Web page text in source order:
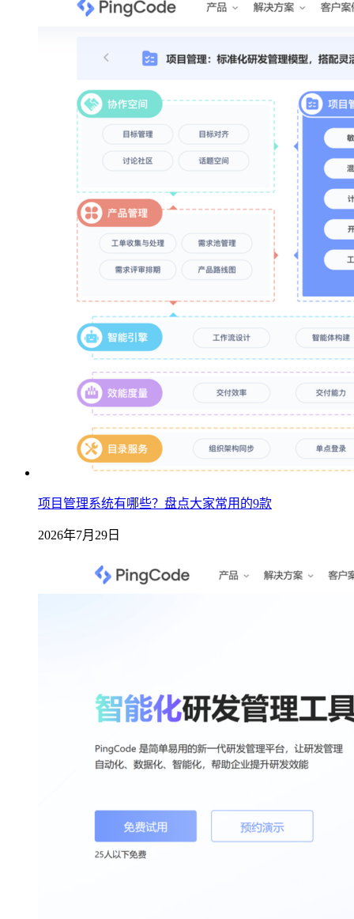
项目管理系统有哪些？盘点大家常用的9款
2026年7月29日